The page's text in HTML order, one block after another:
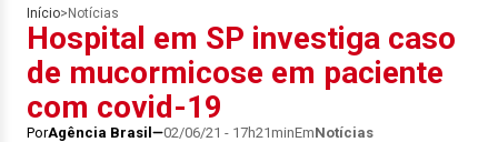
Início> Notícias
Hospital em SP investiga caso
de mucormicose em paciente
com covid-19
PorAgência Brasil 02/06/21 - 17h21minEmNotícias